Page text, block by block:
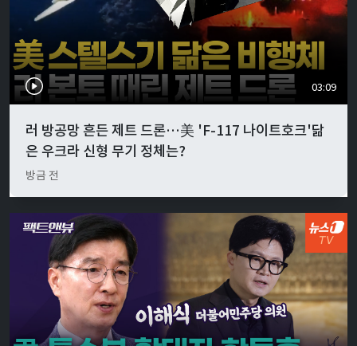
03:09
러 방공망 흔든 제트 드론…美 'F-117 나이트호크'닮
은 우크라 신형 무기 정체는?
방금 전